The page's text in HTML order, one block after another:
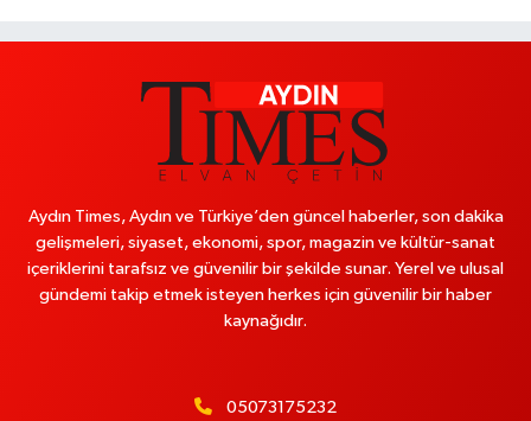
Aydın Times, Aydın ve Türkiye’den güncel haberler, son dakika
gelişmeleri, siyaset, ekonomi, spor, magazin ve kültür-sanat
içeriklerini tarafsız ve güvenilir bir şekilde sunar. Yerel ve ulusal
gündemi takip etmek isteyen herkes için güvenilir bir haber
kaynağıdır.
05073175232